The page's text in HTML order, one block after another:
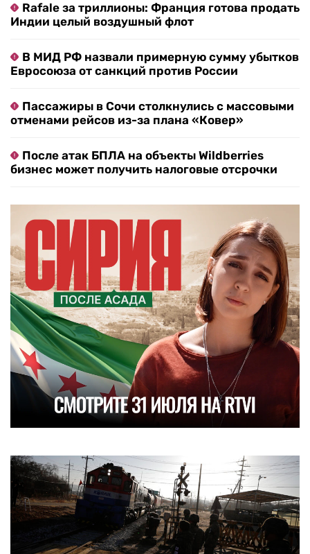
Rafale за триллионы: Франция готова продать
Индии целый воздушный флот
В МИД РФ назвали примерную сумму убытков
Евросоюза от санкций против России
Пассажиры в Сочи столкнулись с массовыми
отменами рейсов из-за плана «Ковер»
После атак БПЛА на объекты Wildberries
бизнес может получить налоговые отсрочки